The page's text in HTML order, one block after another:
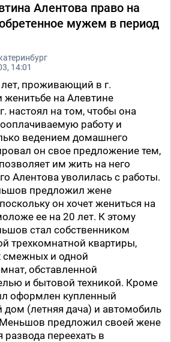
Алентова право на
мужем в период
14:01
проживающий в г.
женитьбе на Алевтине
настоял на том, чтобы она
работу и
ведением домашнего
он свое предложение тем,
им жить на него
Алентова уволилась с работы.
предложил жене
он хочет жениться на
ее на 20 лет. К этому
стал собственником
трехкомнатной квартиры,
смежных и одной
обставленной
и бытовой техникой. Кроме
оформлен купленный
(летняя дача) и автомобиль
предложил своей жене
переехать в